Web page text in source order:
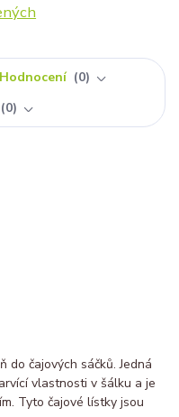
Hodnocení
0
0
čajových sáčků. Jedná
vlastnosti v šálku a je
Tyto čajové lístky jsou